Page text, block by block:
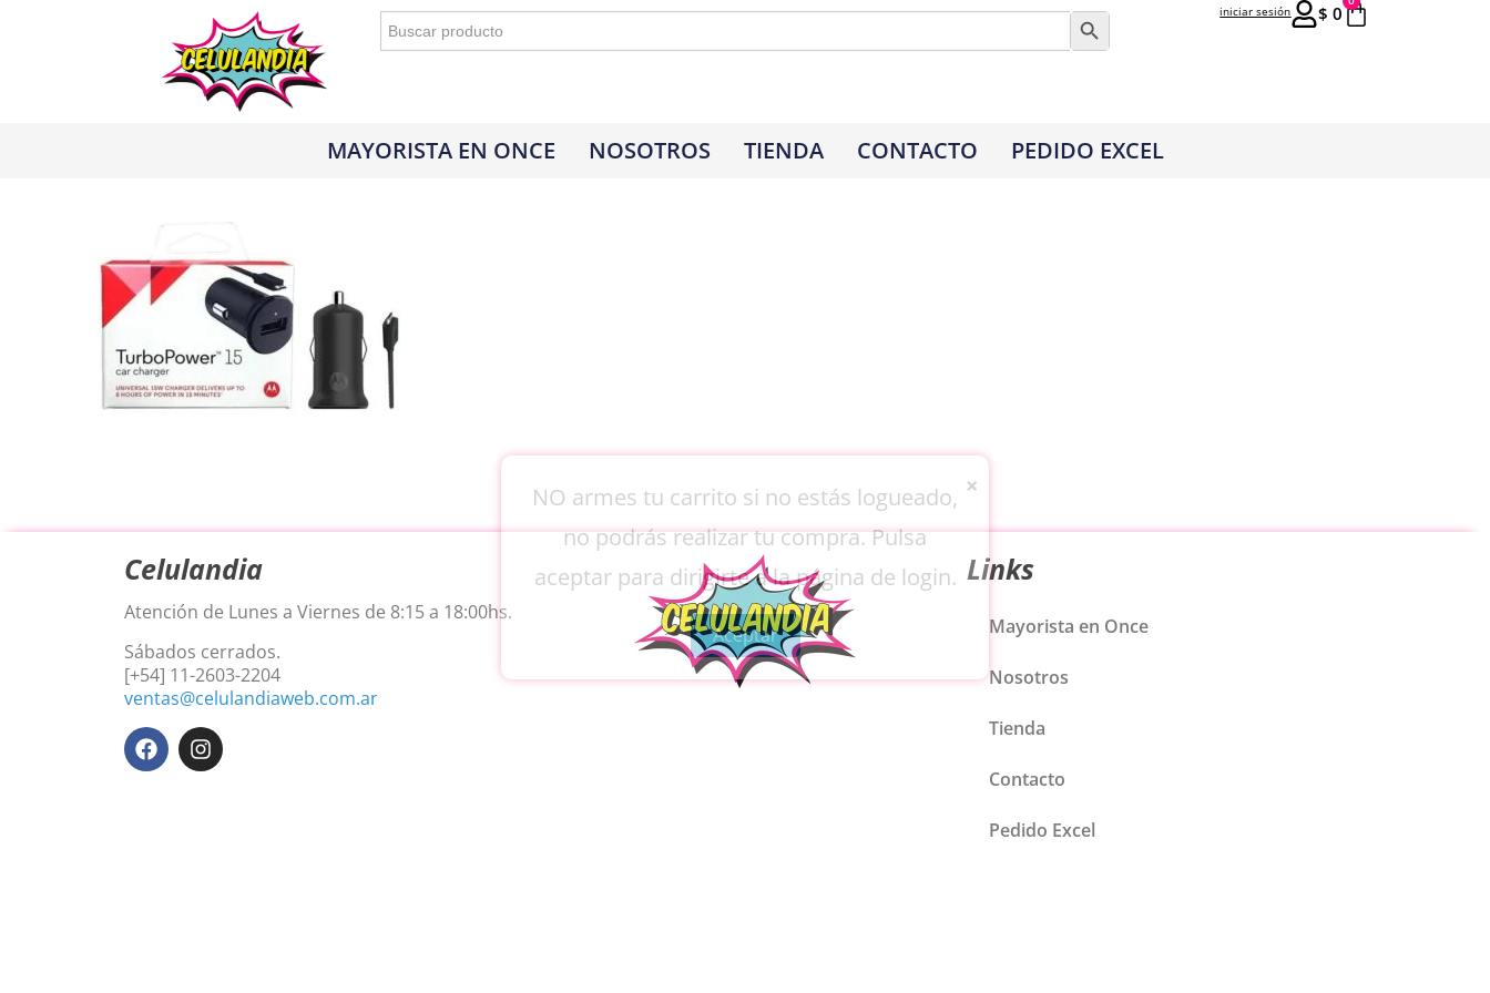
Buscar: Botón de búsqueda
$ 0
iniciar sesión
MAYORISTA EN ONCE NOSOTROS TIENDA CONTACTO PEDIDO EXCEL
Celulandia
Atención de Lunes a Viernes de 8:15 a 18:00hs.
Sábados cerrados.
[+54] 11-2603-2204
ventas@celulandiaweb.com.ar
Links
Mayorista en Once
Nosotros
Tienda
Contacto
Pedido Excel
×
NO armes tu carrito si no estás logueado,
no podrás realizar tu compra. Pulsa
aceptar para dirigirte a la página de login.
Aceptar